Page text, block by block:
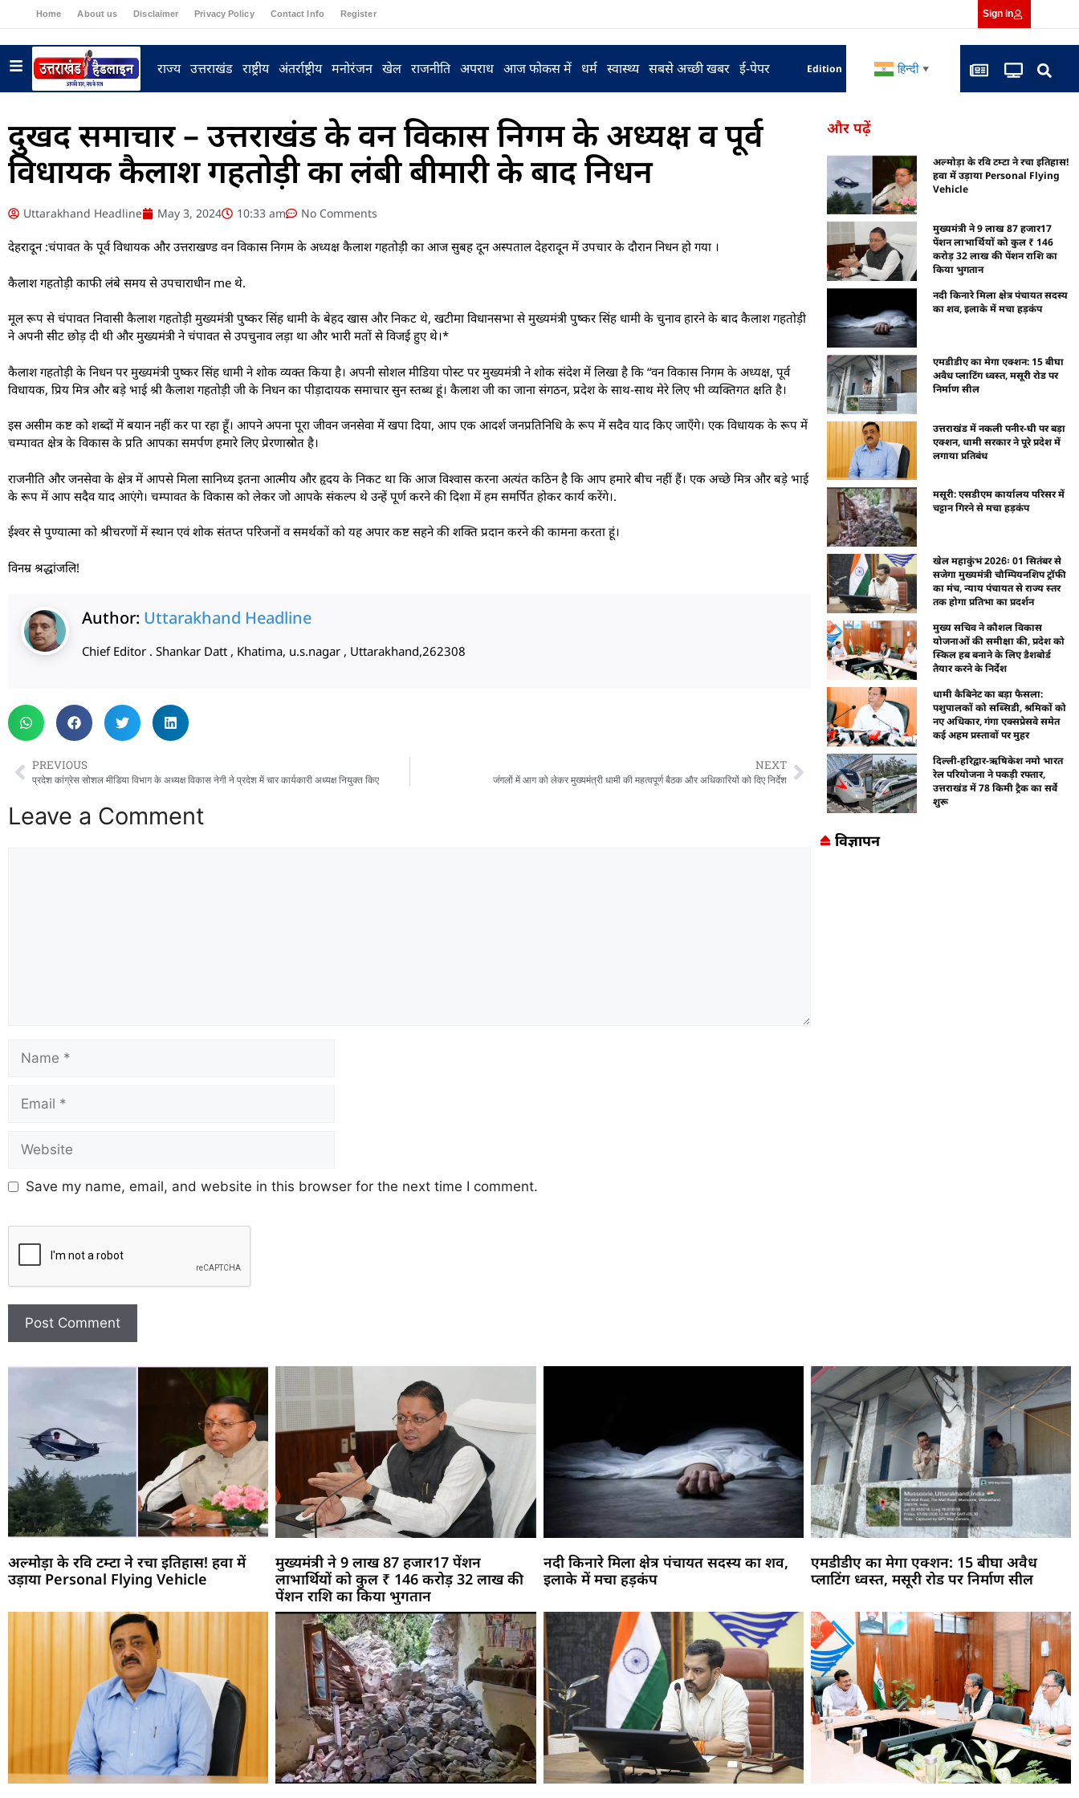
Home About us Disclaimer Privacy Policy Contact Info Register Sign in
राज्य उत्तराखंड राष्ट्रीय अंतर्राष्ट्रीय मनोरंजन खेल राजनीति अपराध आज फोकस में धर्म स्वास्थ्य सबसे अच्छी खबर ई-पेपर Edition हिन्दी ▼
दुखद समाचार – उत्तराखंड के वन विकास निगम के अध्यक्ष व पूर्व
विधायक कैलाश गहतोड़ी का लंबी बीमारी के बाद निधन
Uttarakhand Headline May 3, 2024 10:33 am No Comments
देहरादून :चंपावत के पूर्व विधायक और उत्तराखण्ड वन विकास निगम के अध्यक्ष कैलाश गहतोड़ी का आज सुबह दून अस्पताल देहरादून में उपचार के दौरान निधन हो गया ।
कैलाश गहतोड़ी काफी लंबे समय से उपचाराधीन me थे.
मूल रूप से चंपावत निवासी कैलाश गहतोड़ी मुख्यमंत्री पुष्कर सिंह धामी के बेहद खास और निकट थे, खटीमा विधानसभा से मुख्यमंत्री पुष्कर सिंह धामी के चुनाव हारने के बाद कैलाश गहतोड़ी
ने अपनी सीट छोड़ दी थी और मुख्यमंत्री ने चंपावत से उपचुनाव लड़ा था और भारी मतों से विजई हुए थे।*
कैलाश गहतोड़ी के निधन पर मुख्यमंत्री पुष्कर सिंह धामी ने शोक व्यक्त किया है। अपनी सोशल मीडिया पोस्ट पर मुख्यमंत्री ने शोक संदेश में लिखा है कि “वन विकास निगम के अध्यक्ष, पूर्व
विधायक, प्रिय मित्र और बड़े भाई श्री कैलाश गहतोड़ी जी के निधन का पीड़ादायक समाचार सुन स्तब्ध हूं। कैलाश जी का जाना संगठन, प्रदेश के साथ-साथ मेरे लिए भी व्यक्तिगत क्षति है।
इस असीम कष्ट को शब्दों में बयान नहीं कर पा रहा हूँ। आपने अपना पूरा जीवन जनसेवा में खपा दिया, आप एक आदर्श जनप्रतिनिधि के रूप में सदैव याद किए जाएँगे। एक विधायक के रूप में
चम्पावत क्षेत्र के विकास के प्रति आपका समर्पण हमारे लिए प्रेरणास्रोत है।
राजनीति और जनसेवा के क्षेत्र में आपसे मिला सानिध्य इतना आत्मीय और हृदय के निकट था कि आज विश्वास करना अत्यंत कठिन है कि आप हमारे बीच नहीं हैं। एक अच्छे मित्र और बड़े भाई
के रूप में आप सदैव याद आएंगे। चम्पावत के विकास को लेकर जो आपके संकल्प थे उन्हें पूर्ण करने की दिशा में हम समर्पित होकर कार्य करेंगे।.
ईश्वर से पुण्यात्मा को श्रीचरणों में स्थान एवं शोक संतप्त परिजनों व समर्थकों को यह अपार कष्ट सहने की शक्ति प्रदान करने की कामना करता हूं।
विनम्र श्रद्धांजलि!
Author: Uttarakhand Headline
Chief Editor . Shankar Datt , Khatima, u.s.nagar , Uttarakhand,262308
PREVIOUS
प्रदेश कांग्रेस सोशल मीडिया विभाग के अध्यक्ष विकास नेगी ने प्रदेश में चार कार्यकारी अध्यक्ष नियुक्त किए
NEXT
जंगलों में आग को लेकर मुख्यमंत्री धामी की महत्वपूर्ण बैठक और अधिकारियों को दिए निर्देश
Leave a Comment
Save my name, email, and website in this browser for the next time I comment.
और पढ़ें
अल्मोड़ा के रवि टम्टा ने रचा इतिहास!
हवा में उड़ाया Personal Flying
Vehicle
मुख्यमंत्री ने 9 लाख 87 हजार17
पेंशन लाभार्थियों को कुल ₹ 146
करोड़ 32 लाख की पेंशन राशि का
किया भुगतान
नदी किनारे मिला क्षेत्र पंचायत सदस्य
का शव, इलाके में मचा हड़कंप
एमडीडीए का मेगा एक्शन: 15 बीघा
अवैध प्लाटिंग ध्वस्त, मसूरी रोड पर
निर्माण सील
उत्तराखंड में नकली पनीर-घी पर बड़ा
एक्शन, धामी सरकार ने पूरे प्रदेश में
लगाया प्रतिबंध
मसूरी: एसडीएम कार्यालय परिसर में
चट्टान गिरने से मचा हड़कंप
खेल महाकुंभ 2026ः 01 सितंबर से
सजेगा मुख्यमंत्री चौम्पियनशिप ट्रॉफी
का मंच, न्याय पंचायत से राज्य स्तर
तक होगा प्रतिभा का प्रदर्शन
मुख्य सचिव ने कौशल विकास
योजनाओं की समीक्षा की, प्रदेश को
स्किल हब बनाने के लिए डैशबोर्ड
तैयार करने के निर्देश
धामी कैबिनेट का बड़ा फैसला:
पशुपालकों को सब्सिडी, श्रमिकों को
नए अधिकार, गंगा एक्सप्रेसवे समेत
कई अहम प्रस्तावों पर मुहर
दिल्ली-हरिद्वार-ऋषिकेश नमो भारत
रेल परियोजना ने पकड़ी रफ्तार,
उत्तराखंड में 78 किमी ट्रैक का सर्वे
शुरू
विज्ञापन
अल्मोड़ा के रवि टम्टा ने रचा इतिहास! हवा में
उड़ाया Personal Flying Vehicle
मुख्यमंत्री ने 9 लाख 87 हजार17 पेंशन
लाभार्थियों को कुल ₹ 146 करोड़ 32 लाख की
पेंशन राशि का किया भुगतान
नदी किनारे मिला क्षेत्र पंचायत सदस्य का शव,
इलाके में मचा हड़कंप
एमडीडीए का मेगा एक्शन: 15 बीघा अवैध
प्लाटिंग ध्वस्त, मसूरी रोड पर निर्माण सील